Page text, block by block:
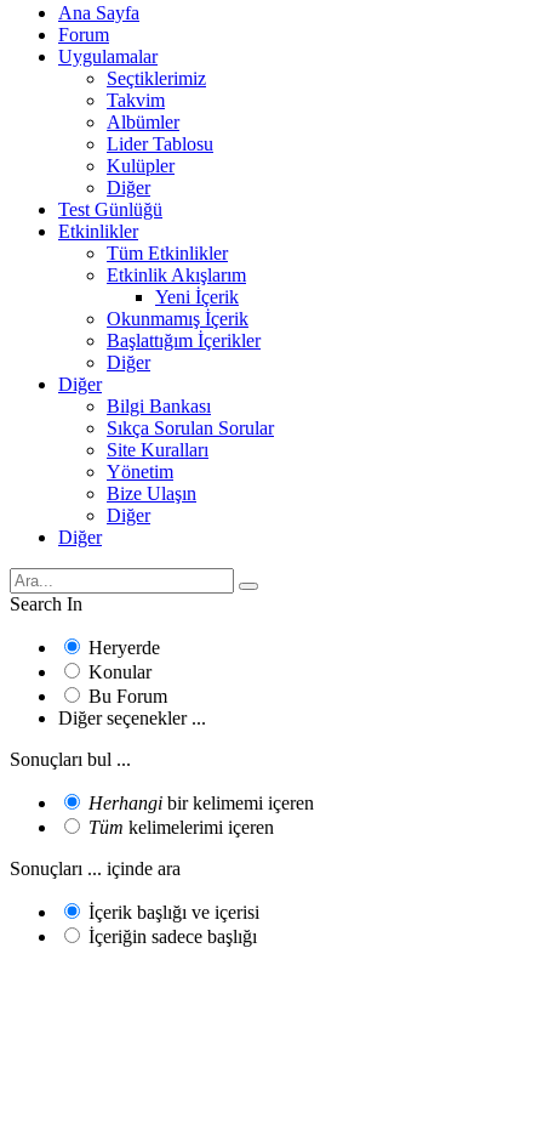
Ana Sayfa
Forum
Uygulamalar
Seçtiklerimiz
Takvim
Albümler
Lider Tablosu
Kulüpler
Diğer
Test Günlüğü
Etkinlikler
Tüm Etkinlikler
Etkinlik Akışlarım
Yeni İçerik
Okunmamış İçerik
Başlattığım İçerikler
Diğer
Diğer
Bilgi Bankası
Sıkça Sorulan Sorular
Site Kuralları
Yönetim
Bize Ulaşın
Diğer
Diğer
Search In
Heryerde
Konular
Bu Forum
Diğer seçenekler ...
Sonuçları bul ...
Herhangi bir kelimemi içeren
Tüm kelimelerimi içeren
Sonuçları ... içinde ara
İçerik başlığı ve içerisi
İçeriğin sadece başlığı